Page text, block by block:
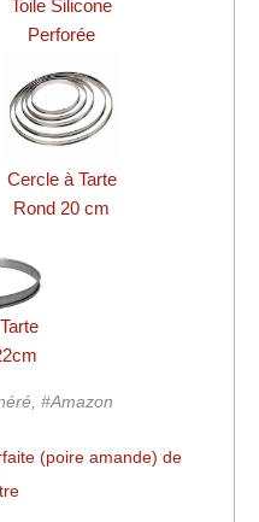
Toile Silicone
Perforée
Cercle à Tarte
Rond 20 cm
#Amazon